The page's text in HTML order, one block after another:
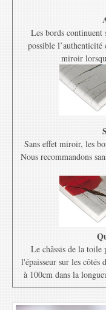
Les bords continuent
possible
miroir
Sans effet miroir, les
Nous recommandons
Le châssis de la
l'épaisseur sur les côtés
à 100cm dans la